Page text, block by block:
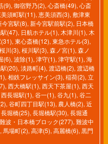
(9), 御宿野乃(2), 心斎橋(49), 心斎
須町駅(11), 恵美須西(3), 敷津東
今宮駅(8), 新今宮駅前駅(2), 日本橋
(47), 日航ホテル(1), 木津川(1), 木
, 東心斎橋(12), 東急ホテル(3),
桜川(3), 桜川駅(3), 森ノ宮(1), 森ノ
(6), 波除(1), 津守(1), 津守駅(1), 海
(20), 淡路町(4), 渡辺橋(2), 渡辺橋
, 相鉄フレッサイン(3), 稲荷(2), 立
, 西大橋駅(1), 西天下茶屋(1), 西天
西長堀駅(1), 谷一(1), 谷九(1), 谷二
, 谷町四丁目駅(13), 農人橋(2), 近
長堀橋(25), 長堀橋駅(30), 長堀通
難波・日本橋ブロック(277), 難波中
, 馬場町(2), 高津(5), 高麗橋(6), 黒門